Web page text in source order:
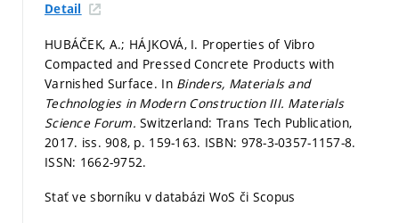
Detail
HUBÁČEK, A.; HÁJKOVÁ, I. Properties of Vibro
Compacted and Pressed Concrete Products with
Varnished Surface. In Binders, Materials and
Technologies in Modern Construction III. Materials
Science Forum.Switzerland: Trans Tech Publication,
2017. iss. 908, p. 159-163. ISBN: 978-3-0357-1157-8.
ISSN: 1662-9752.
Stať ve sborníku v databázi WoS či Scopus